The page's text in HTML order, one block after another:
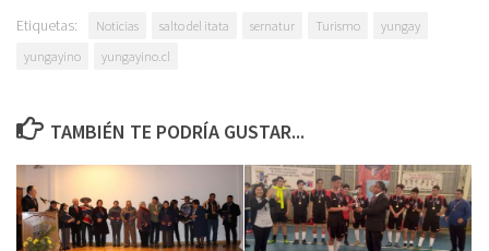
Etiquetas: Noticias salto del itata sernatur Turismo
yungay
yungayino
yungayino.cl
TAMBIÉN TE PODRÍA GUSTAR...